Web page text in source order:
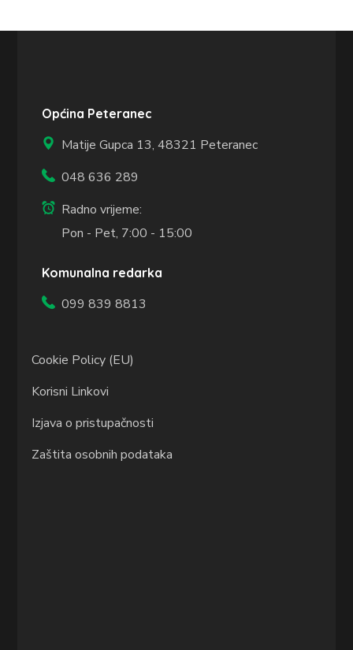
Općina Peteranec
Matije Gupca 13,48321 Peteranec
048 636 289
Radno vrijeme:
Pon - Pet, 7:00 - 15:00
Komunalna redarka
099 839 8813
Cookie Policy (EU)
Korisni Linkovi
Izjava o pristupačnosti
Zaštita osobnih podataka